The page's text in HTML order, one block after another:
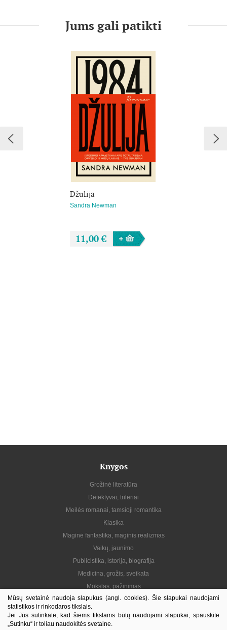
visą be išimties rašytinį žmonijos palikimą, knygų laikymas
persekiojamas pagal įstatymą, interaktyvi televizija tarnauja
žiauriai baudžiami, o į nepataisomų disidentų medžioklę
paleidžiamas Mechaninis šuo... Vienas iš pastarojo aukų —
Gajus Montegas, buvęs „gaisrininkas“.
Per daugiau nei septyniasdešimt metų aktualumo
nepraradusi Montego praregėjimo istorija mus perspėja, kas
gali nutikti aukštųjų informacinių technologijų visuomenei,
atsisakiusiai savarankiško mąstymo tradicijos, kurią romane
„451° Farenheito“ pasirodė anksčiau nei Marshallas
McLuhanas ir jo teorijos apie tai, kaip žiniasklaida
formuoja žmones, o ne atvirkščiai. Mes sąveikaujame su
savo kūriniais, o jie patys mus veikia. Dabar, kai
išgyvename naują inovatyvių žiniasklaidos technologijų
bangą, metas iš naujo perskaityti šią klasikinę knygą,
Jums gali patikti
Džulija
Sandra Newman
11,00 €
Knygos
Grožinė literatūra
Detektyvai, trileriai
Meilės romanai, tamsioji romantika
Klasika
Maginė fantastika, maginis realizmas
Vaikų, jaunimo
Publicistika, istorija, biografija
Medicina, grožis, sveikata
Mokslas, pažinimas
Praktinė, gyvenimo būdas
Lietuvių autoriai
El. knygos
Mūsų svetainė naudoja slapukus (angl. cookies). Šie slapukai naudojami
statistikos ir rinkodaros tikslais.
Jei Jūs sutinkate, kad šiems tikslams būtų naudojami slapukai, spauskite
„Sutinku“ ir toliau naudokitės svetaine.